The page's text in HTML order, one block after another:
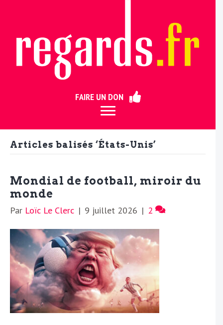
FAIRE UN DON
Articles balisés ‘États-Unis’
Mondial de football, miroir du
monde
Par Loïc Le Clerc | 9 juillet 2026 | 2